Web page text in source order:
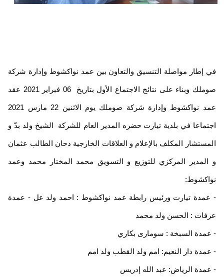
إطار مواصلة التنسيق والتعاون بين عمد نواكشوط وإدارة شركة
صوملك وبناء على نتائج الاجتماع الأول بتاريخ 06 فبراير 2021 عقد
عمد نواكشوط وإدارة شركة صوملك يوم الاثنين 22 مارس 2021
في بلدية تيارت حضره المدير العام للشركة الشيخ ولد بدّ و
المكلف بالإعلام و العلاقات الخارجية دحان الطالب عثمان
المركزي للتوزيع و التسويق محمد المختار محمد وعمد
تيارت ورئيس رابطة عمد نواكشوط : احمد ولد عل - عمدة
: الحسن ولد محمد
السبخة : سومارى بكاري
دار النعيم: امم ولد القطب ولد امم
الرياض: عبد الله إدريس